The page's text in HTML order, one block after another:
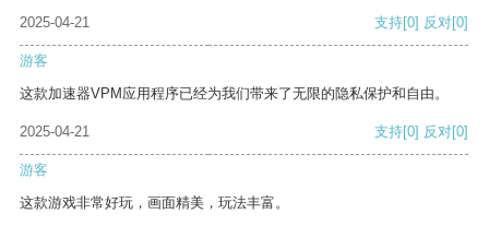
2025-04-21 支持[0] 反对[0]
游客
这款加速器VPM应用程序已经为我们带来了无限的隐私保护和自由。
2025-04-21 支持[0] 反对[0]
游客
这款游戏非常好玩，画面精美，玩法丰富。